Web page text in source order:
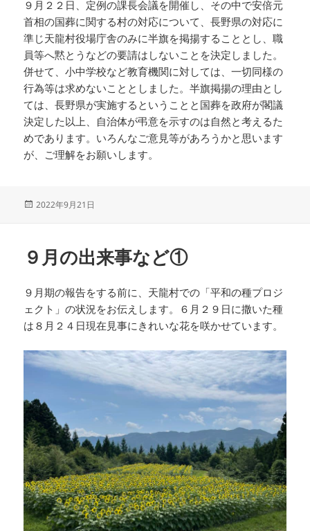
９月２２日、定例の課長会議を開催し、その中で安倍元
首相の国葬に関する村の対応について、長野県の対応に
準じ天龍村役場庁舎のみに半旗を掲揚することとし、職
員等へ黙とうなどの要請はしないことを決定しました。
併せて、小中学校など教育機関に対しては、一切同様の
行為等は求めないこととしました。半旗掲揚の理由とし
ては、長野県が実施するということと国葬を政府が閣議
決定した以上、自治体が弔意を示すのは自然と考えるた
めであります。いろんなご意見等があろうかと思います
が、ご理解をお願いします。
投
2022年9月21日
９月の出来事など①
９月期の報告をする前に、天龍村での「平和の種プロジ
ェクト」の状況をお伝えします。６月２９日に撒いた種
は８月２４日現在見事にきれいな花を咲かせています。